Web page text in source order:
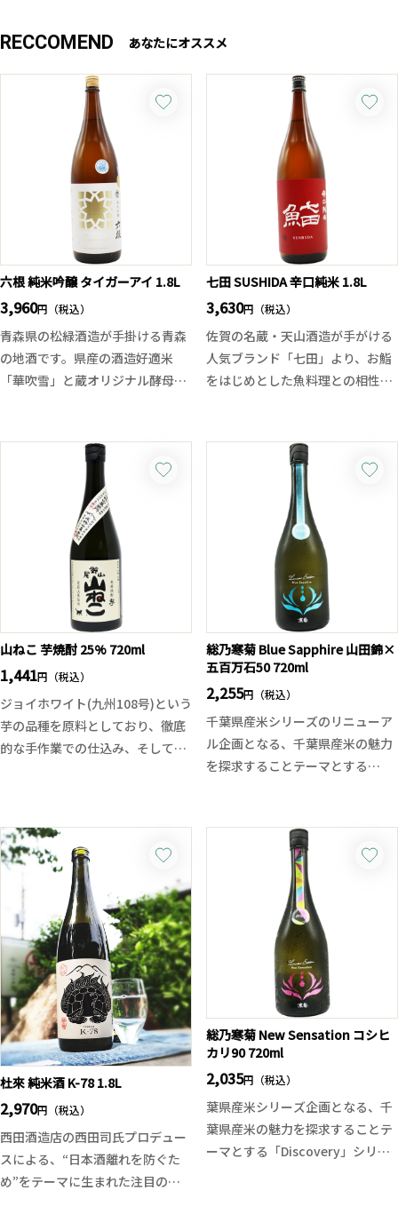
RECCOMEND あなたにオススメ
六根 純米吟醸 タイガーアイ 1.8L
3,960円（税込）
青森県の松緑酒造が手掛ける青森
の地酒です。県産の酒造好適米
「華吹雪」と蔵オリジナル酵母が
根」は、仏教の言葉「六根清浄」
に由来し、澄み渡るような美しい
味わいを表現しています。
穏やかに広がるバナナを思わせる
上品な香りと、フレッシュで透明
感のある口当たり。口に含むと、
華吹雪ならではのやさしい米の旨
みとほのかな甘みが広がり、心地
よい酸が全体を引き締め、爽やか
でキレの良い余韻へと導きます。
派手さではなく、繊細なバランス
一本です。
七田 SUSHIDA 辛口純米 1.8L
3,630円（税込）
佐賀の名蔵・天山酒造が手がける
人気ブランド「七田」より、お鮨
をはじめとした魚料理との相性を
ラベルには“魚”偏に“七田”と書
く、力強い造語の漢字が刻まれ、
その味わいを端的に物語ります。
口に含めば優しい甘味に清涼な香
りが重なります。そしてスッと美
しく引く辛口のキレが後味をまと
め、抜群の透明感と余韻のキレを
演出します。
脂ののったマグロやブリ、アジフ
ライ、旬の焼き魚、そして九州名
物のゴマサバまで、素材の風味を
引き立てる辛口酒です。
山ねこ 芋焼酎 25% 720ml
1,441円（税込）
ジョイホワイト(九州108号)という
芋の品種を原料としており、徹底
的な手作業での仕込み、そして3
芋焼酎の多くは黄金千貫を使用し
ておりますが、ジョイホワイトは
サラリとした清涼感にドライな印
象があります。飲みやすく、焼酎
初心者や女性にもお勧めの1本で
す。こちらは一人〜二人で飲み切
りやすく、持ち運びも楽な四合瓶
タイプとなります。
総乃寒菊 Blue Sapphire 山田錦×
五百万石50 720ml
2,255円（税込）
千葉県産米シリーズのリニューア
ル企画となる、千葉県産米の魅力
を探求することテーマとする
50×五百万石50-」がリリースさ
コーポレートカラーのブルーを寒
菊銘醸主力米の五百万石と山田錦
に見立て、杜氏が丁寧に時間をか
けて大切に醸したことから宝石を
テーマに当製品は2年前に誕生。
4種の中で最も寒菊らしい設計で
すが、宝石をテーマにしているの
でエレガントでなめらかな質感を
目指しています。特別な仕込みと
処理を行うためいつもより量が少
なくなっておりますので、一日で
4種同時リリース！
飲み比べしていただくのも良し、
杜來 純米酒 K-78 1.8L
2,970円（税込）
西田酒造店の西田司氏プロデュー
スによる、“日本酒離れを防ぐた
め”をテーマに生まれた注目の純
総乃寒菊 New Sensation コシヒ
カリ90 720ml
2,035円（税込）
葉県産米シリーズ企画となる、千
葉県産米の魅力を探求することテ
ーマとする「Discovery」シリー